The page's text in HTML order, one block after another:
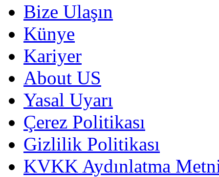
Bize Ulaşın
Künye
Kariyer
About US
Yasal Uyarı
Çerez Politikası
Gizlilik Politikası
KVKK Aydınlatma